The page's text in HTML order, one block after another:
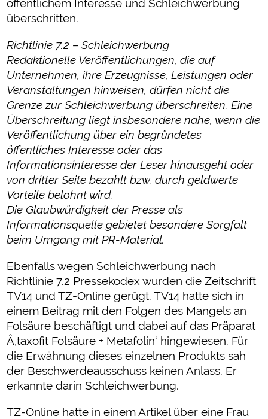
öffentlichem Interesse und Schleichwerbung
überschritten.
Richtlinie 7.2 – Schleichwerbung
Redaktionelle Veröffentlichungen, die auf
Unternehmen, ihre Erzeugnisse, Leistungen oder
Veranstaltungen hinweisen, dürfen nicht die
Grenze zur Schleichwerbung überschreiten. Eine
Überschreitung liegt insbesondere nahe, wenn die
Veröffentlichung über ein begründetes
öffentliches Interesse oder das
Informationsinteresse der Leser hinausgeht oder
von dritter Seite bezahlt bzw. durch geldwerte
Vorteile belohnt wird.
Die Glaubwürdigkeit der Presse als
Informationsquelle gebietet besondere Sorgfalt
beim Umgang mit PR-Material.
Ebenfalls wegen Schleichwerbung nach
Richtlinie 7.2 Pressekodex wurden die Zeitschrift
TV14 und TZ-Online gerügt. TV14 hatte sich in
einem Beitrag mit den Folgen des Mangels an
Folsäure beschäftigt und dabei auf das Präparat
Â‚taxofit Folsäure + Metafolin‘ hingewiesen. Für
die Erwähnung dieses einzelnen Produkts sah
der Beschwerdeausschuss keinen Anlass. Er
erkannte darin Schleichwerbung.
TZ-Online hatte in einem Artikel über eine Frau